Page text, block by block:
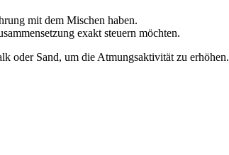
mit dem Mischen haben.
exakt steuern möchten.
oder Sand, um die Atmungsaktivität zu erhöhen.